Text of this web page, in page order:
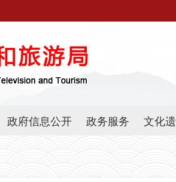
政府信息公开 政务服务 文化